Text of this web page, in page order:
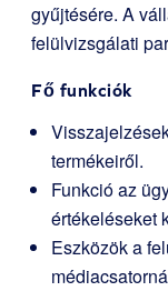
gyűjtésére. A
felülvizsgálati
Fő funkciók
termékeiről.
Funkció az
értékeléseket
Eszközök a